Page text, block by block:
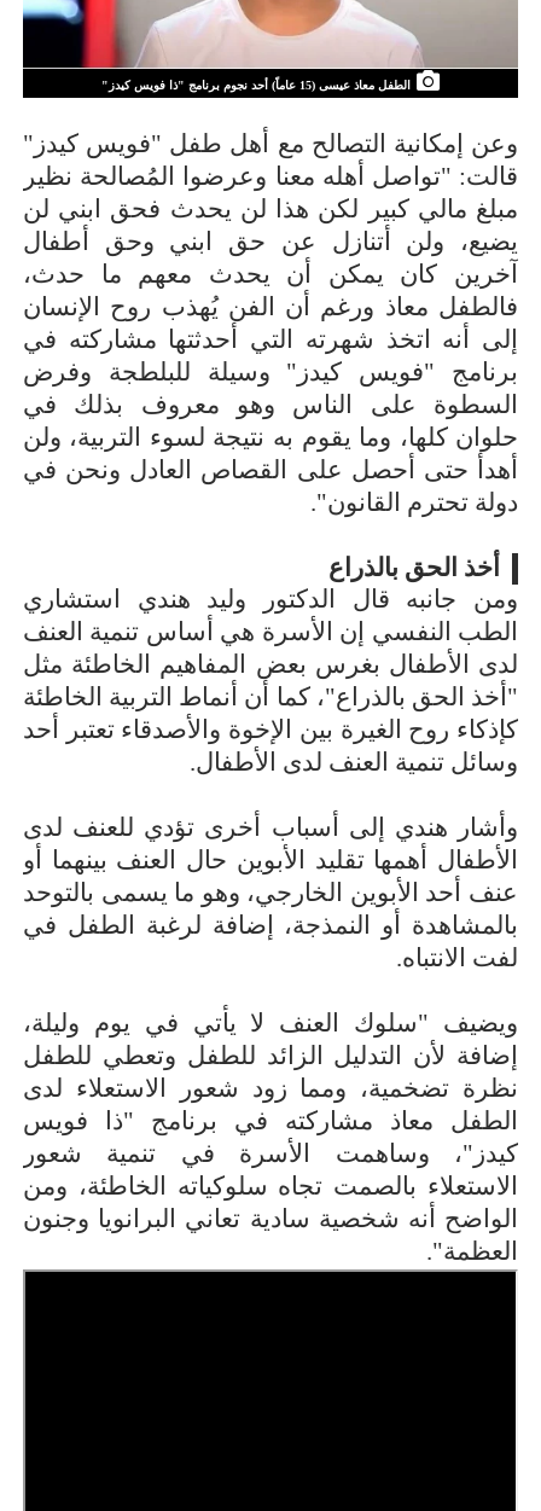
الطفل معاذ عيسى (15 عاماً) أحد نجوم برنامج "ذا فويس كيدز"
وعن إمكانية التصالح مع أهل طفل "فويس كيدز"
قالت: "تواصل أهله معنا وعرضوا المُصالحة نظير
مبلغ مالي كبير لكن هذا لن يحدث فحق ابني لن
يضيع، ولن أتنازل عن حق ابني وحق أطفال
آخرين كان يمكن أن يحدث معهم ما حدث،
فالطفل معاذ ورغم أن الفن يُهذب روح الإنسان
إلى أنه اتخذ شهرته التي أحدثتها مشاركته في
برنامج "فويس كيدز" وسيلة للبلطجة وفرض
السطوة على الناس وهو معروف بذلك في
حلوان كلها، وما يقوم به نتيجة لسوء التربية، ولن
أهدأ حتى أحصل على القصاص العادل ونحن في
دولة تحترم القانون".
أخذ الحق بالذراع
ومن جانبه قال الدكتور وليد هندي استشاري
الطب النفسي إن الأسرة هي أساس تنمية العنف
لدى الأطفال بغرس بعض المفاهيم الخاطئة مثل
"أخذ الحق بالذراع"، كما أن أنماط التربية الخاطئة
كإذكاء روح الغيرة بين الإخوة والأصدقاء تعتبر أحد
وسائل تنمية العنف لدى الأطفال.
وأشار هندي إلى أسباب أخرى تؤدي للعنف لدى
الأطفال أهمها تقليد الأبوين حال العنف بينهما أو
عنف أحد الأبوين الخارجي، وهو ما يسمى بالتوحد
بالمشاهدة أو النمذجة، إضافة لرغبة الطفل في
لفت الانتباه.
ويضيف "سلوك العنف لا يأتي في يوم وليلة،
إضافة لأن التدليل الزائد للطفل وتعطي للطفل
نظرة تضخمية، ومما زود شعور الاستعلاء لدى
الطفل معاذ مشاركته في برنامج "ذا فويس
كيدز"، وساهمت الأسرة في تنمية شعور
الاستعلاء بالصمت تجاه سلوكياته الخاطئة، ومن
الواضح أنه شخصية سادية تعاني البرانويا وجنون
العظمة".